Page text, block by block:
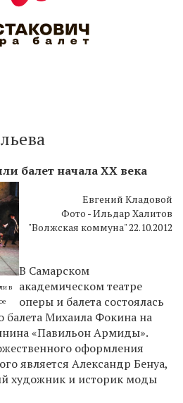
балет начала ХХ века
в
Евгений Кладовой
Фото - Ильдар Халитов
"Волжская коммуна" 22.10.2012
В Самарском
академическом театре
оперы и балета состоялась
балета Михаила Фокина на
«Павильон Армиды».
оформления
является Александр Бенуа,
художник и историк моды